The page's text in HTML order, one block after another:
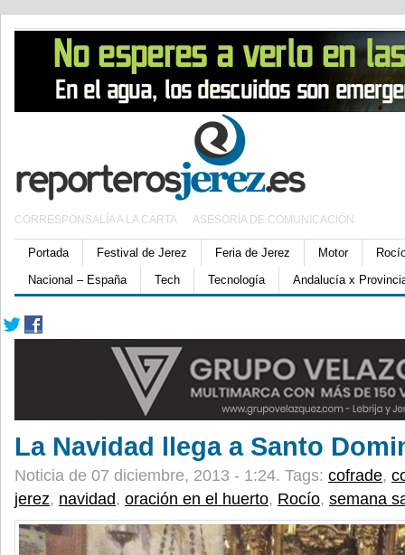
CORRESPONSALÍA A LA CARTA ASESORÍA DE COMUNICACIÓN
Portada Festival de Jerez Feria de Jerez Motor
Nacional – España
Tech Tecnología Andalucía x
La Navidad llega a Santo
Noticia de 07 diciembre, 2013 - 1:24. Tags: cofrade,
jerez, navidad, oración en el huerto, Rocío, semana